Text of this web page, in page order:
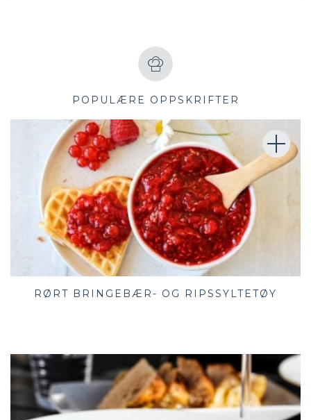
POPULÆRE OPPSKRIFTER
RØRT BRINGEBÆR- OG RIPSSYLTETØY